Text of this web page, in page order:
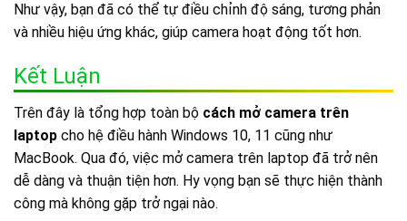
Như vậy, bạn đã có thể tự điều chỉnh độ sáng, tương phản
và nhiều hiệu ứng khác, giúp camera hoạt động tốt hơn.
Kết Luận
Trên đây là tổng hợp toàn bộ cách mở camera trên
laptop cho hệ điều hành Windows 10, 11 cũng như
MacBook. Qua đó, việc mở camera trên laptop đã trở nên
dễ dàng và thuận tiện hơn. Hy vọng bạn sẽ thực hiện thành
công mà không gặp trở ngại nào.